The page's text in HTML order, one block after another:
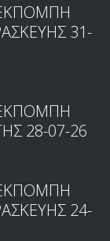
31-
28-07-26
24-